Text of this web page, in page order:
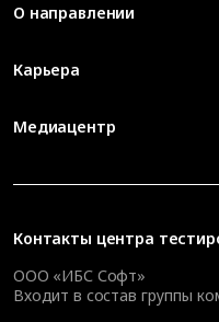
Контакты центра
ООО «ИБС Софт»
Входит в состав группы
О направлении
Карьера
Медиацентр